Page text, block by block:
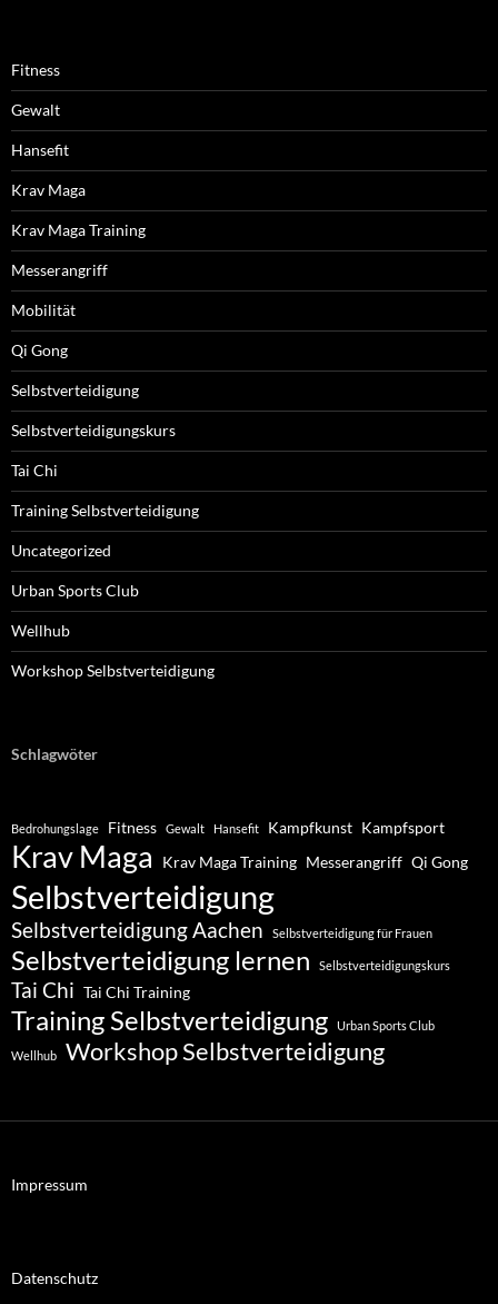
Fitness
Gewalt
Hansefit
Krav Maga
Krav Maga Training
Messerangriff
Mobilität
Qi Gong
Selbstverteidigung
Selbstverteidigungskurs
Tai Chi
Training Selbstverteidigung
Uncategorized
Urban Sports Club
Wellhub
Workshop Selbstverteidigung
Schlagwöter
Bedrohungslage Fitness Gewalt Hansefit Kampfkunst Kampfsport
Krav Maga Krav Maga Training Messerangriff Qi Gong
Selbstverteidigung
Selbstverteidigung Aachen Selbstverteidigung für Frauen
Selbstverteidigung lernen Selbstverteidigungskurs
Tai Chi Tai Chi Training
Training Selbstverteidigung Urban Sports Club
Wellhub Workshop Selbstverteidigung
Impressum
Datenschutz